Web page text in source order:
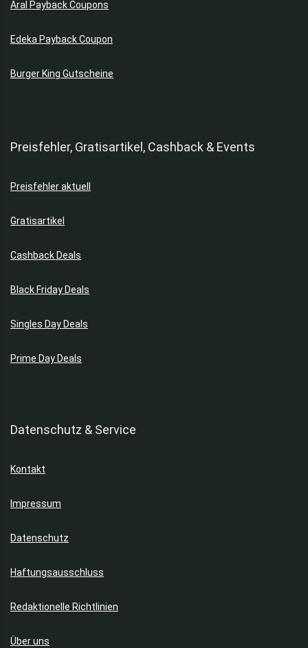
Aral Payback Coupons
Edeka Payback Coupon
Burger King Gutscheine
Preisfehler, Gratisartikel, Cashback & Events
Preisfehler aktuell
Gratisartikel
Cashback Deals
Black Friday Deals
Singles Day Deals
Prime Day Deals
Datenschutz & Service
Kontakt
Impressum
Datenschutz
Haftungsausschluss
Redaktionelle Richtlinien
Über uns